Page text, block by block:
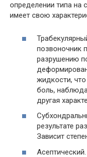
определении типа на
имеет свою
позвоночник
разрушению
жидкости,
боль,
другая
результате
Зависит